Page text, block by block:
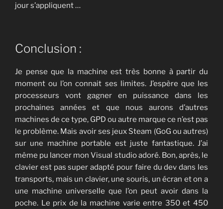
jour s’appliquent …
Conclusion :
Je pense que la machine est très bonne à partir du
moment ou l’on connait ses limites. J’espère que les
processeurs vont gagner en puissance dans les
prochaines années et que nous aurons d’autres
machines de ce type, GPD ou autre marque ce n’est pas
le problème. Mais avoir ses jeux Steam (GoG ou autres)
sur une machine portable est juste fantastique. J’ai
même pu lancer mon Visual studio adoré. Bon, après, le
clavier est pas super adapté pour faire du dev dans les
transports, mais un clavier, une souris, un écran et on a
une machine universelle que l’on peut avoir dans la
poche. Le prix de la machine varie entre 350 et 450